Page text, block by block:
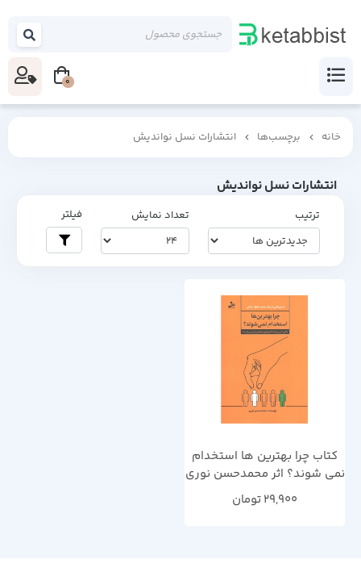
خانه برچسب‌ها انتشارات نسل نواندیش
انتشارات نسل نواندیش
ترتیب تعداد نمایش فیلتر
کتاب چرا بهترین ها استخدام
نمی شوند؟ اثر محمدحسن نوری
29,900تومان
0